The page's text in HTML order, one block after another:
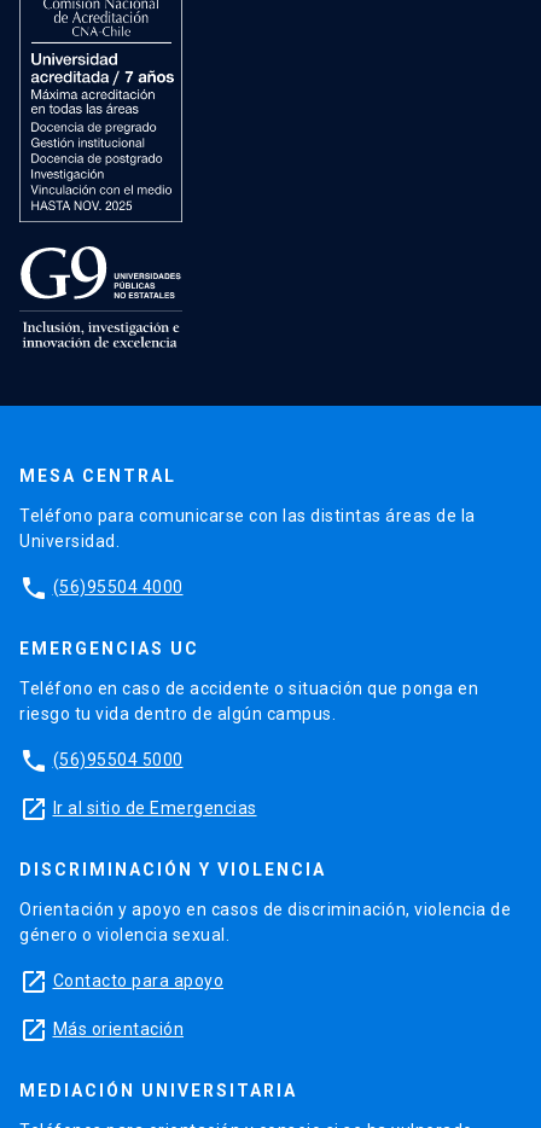
MESA CENTRAL
Teléfono para comunicarse con las distintas áreas de la
Universidad.
phone (56)95504 4000
EMERGENCIAS UC
Teléfono en caso de accidente o situación que ponga en
riesgo tu vida dentro de algún campus.
phone (56)95504 5000
launch Ir al sitio de Emergencias
DISCRIMINACIÓN Y VIOLENCIA
Orientación y apoyo en casos de discriminación, violencia de
género o violencia sexual.
launch Contacto para apoyo
launch Más orientación
MEDIACIÓN UNIVERSITARIA